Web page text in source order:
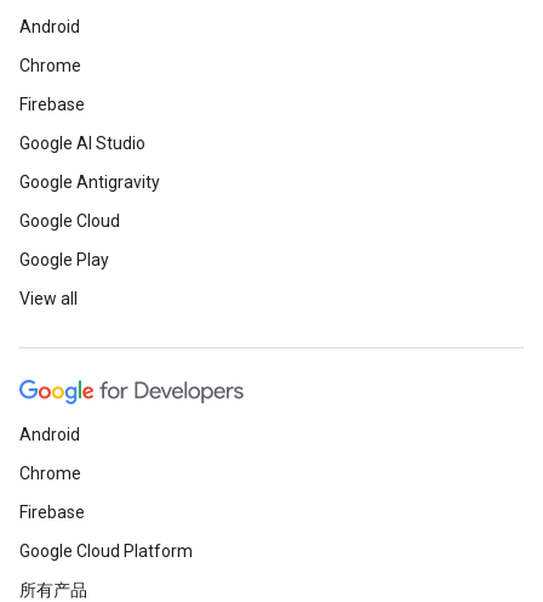
Android
Chrome
Firebase
Google AI Studio
Google Antigravity
Google Cloud
Google Play
View all
Android
Chrome
Firebase
Google Cloud Platform
所有产品